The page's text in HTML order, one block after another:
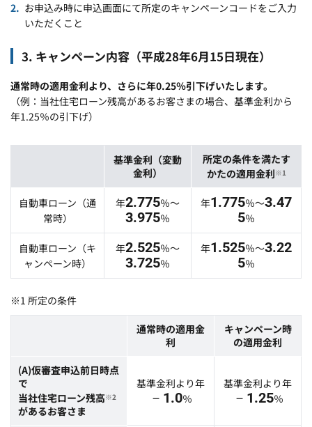
お申込み時に申込画面にて所定のキャンペーンコードをご入力
いただくこと
3. キャンペーン内容（平成28年6月15日現在）
通常時の適用金利より、さらに年0.25％引下げいたします。
（例：当社住宅ローン残高があるお客さまの場合、基準金利から
年1.25％の引下げ）
基準金利（変動
金利）
所定の条件を満たす
かたの適用金利※1
自動車ローン（通
常時）
年2.775％～
3.975％
年1.775％～3.47
5％
自動車ローン（キ
ャンペーン時）
年2.525％～
3.725％
年1.525％～3.22
5％
※1 所定の条件
通常時の適用金
利
キャンペーン時
の適用金利
(A)仮審査申込前日時点
で
当社住宅ローン残高※2
があるお客さま
基準金利より年
－1.0％
基準金利より年
－1.25％